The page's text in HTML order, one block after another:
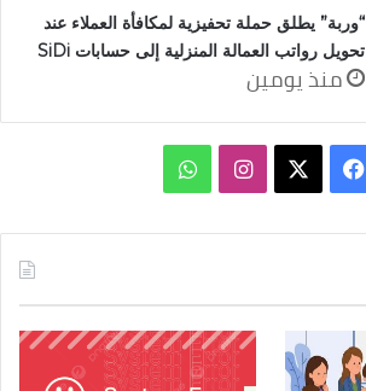
“وربة” يطلق حملة تحفيزية لمكافأة العملاء عند
تحويل رواتب العمالة المنزلية إلى حسابات SiDi
منذ يومين
فيسبوك انستقرامواتساب